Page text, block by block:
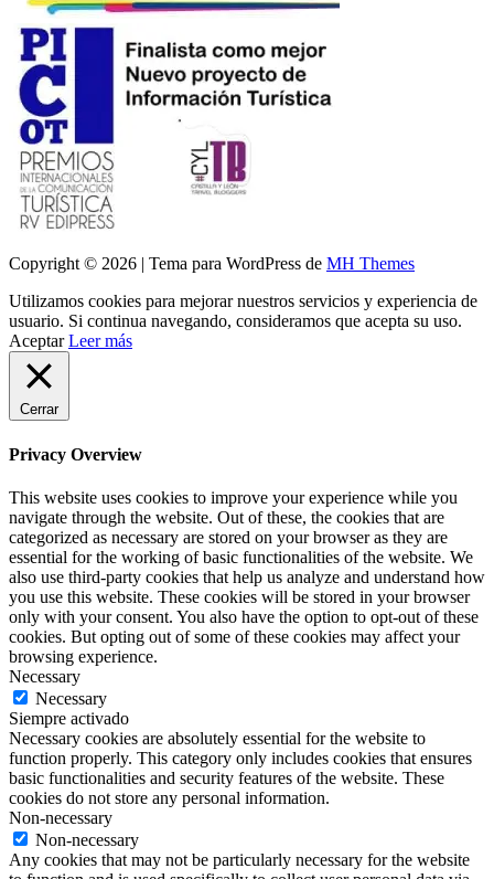
Copyright © 2026 | Tema para WordPress de MH Themes
Utilizamos cookies para mejorar nuestros servicios y experiencia de
usuario. Si continua navegando, consideramos que acepta su uso.
Aceptar Leer más
Cerrar
Privacy Overview
This website uses cookies to improve your experience while you
navigate through the website. Out of these, the cookies that are
categorized as necessary are stored on your browser as they are
essential for the working of basic functionalities of the website. We
also use third-party cookies that help us analyze and understand how
you use this website. These cookies will be stored in your browser
only with your consent. You also have the option to opt-out of these
cookies. But opting out of some of these cookies may affect your
browsing experience.
Necessary
Necessary
Siempre activado
Necessary cookies are absolutely essential for the website to
function properly. This category only includes cookies that ensures
basic functionalities and security features of the website. These
cookies do not store any personal information.
Non-necessary
Non-necessary
Any cookies that may not be particularly necessary for the website